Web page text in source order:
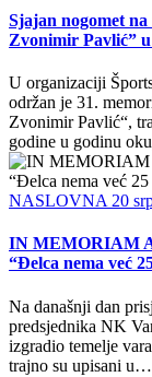
Sjajan nogomet
Zvonimir Pavlić”
U organizaciji
održan je 31.
Zvonimir Pavlić“,
godine u godinu
NASLOVNA 20
IN MEMORIAM
“Đelca nema već
Na današnji dan
predsjednika NK
izgradio temelje
trajno su upisani u…